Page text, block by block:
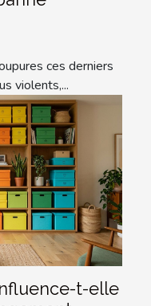
ces derniers
violents,...
t-elle